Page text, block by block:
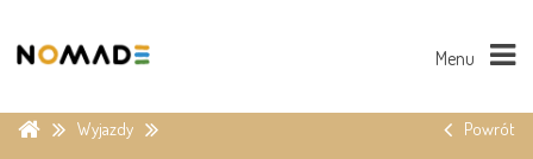
Menu
Wyjazdy Powrót